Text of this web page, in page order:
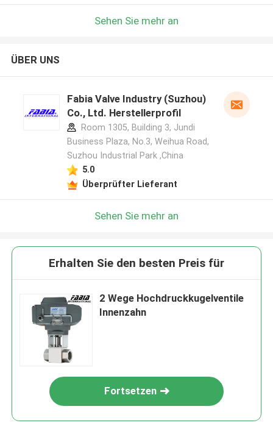
Sehen Sie mehr an
ÜBER UNS
Fabia Valve Industry (Suzhou)
Co., Ltd. Herstellerprofil
Room 1305, Building 3, Jundi
Business Plaza, No.3, Weihua Road,
Suzhou Industrial Park ,China
5.0
Überprüfter Lieferant
Sehen Sie mehr an
Erhalten Sie den besten Preis für
2 Wege Hochdruckkugelventile
Innenzahn
Fortsetzen